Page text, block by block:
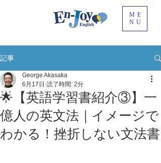
ME
NU
記事
🌟【英語学習書紹介③】一
億人の英文法｜イメージで
わかる！挫折しない文法書
George Akasaka
6月17日 読了時間: 2分